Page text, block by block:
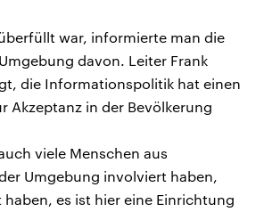
war, informierte man die
davon. Leiter Frank
die Informationspolitik hat einen
Akzeptanz in der Bevölkerung
viele Menschen aus
Umgebung involviert haben,
es ist hier eine Einrichtung